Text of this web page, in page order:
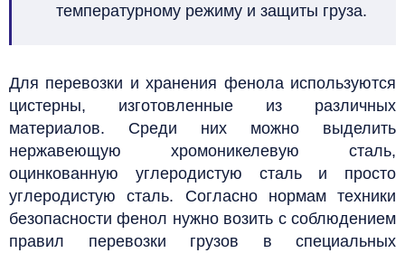
температурному режиму и защиты груза.
Для перевозки и хранения фенола используются
цистерны, изготовленные из различных
материалов. Среди них можно выделить
нержавеющую хромоникелевую сталь,
оцинкованную углеродистую сталь и просто
углеродистую сталь. Согласно нормам техники
безопасности фенол нужно возить с соблюдением
правил перевозки грузов в специальных